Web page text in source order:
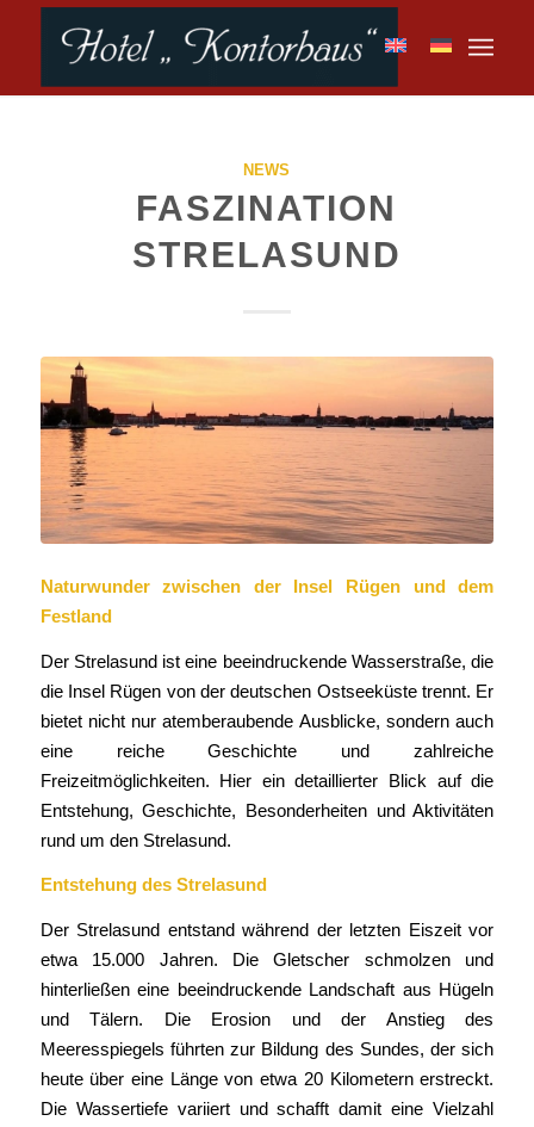
NEWS
FASZINATION
STRELASUND
Naturwunder zwischen der Insel Rügen und dem
Festland
Der Strelasund ist eine beeindruckende Wasserstraße, die
die Insel Rügen von der deutschen Ostseeküste trennt. Er
bietet nicht nur atemberaubende Ausblicke, sondern auch
eine reiche Geschichte und zahlreiche
Freizeitmöglichkeiten. Hier ein detaillierter Blick auf die
Entstehung, Geschichte, Besonderheiten und Aktivitäten
rund um den Strelasund.
Entstehung des Strelasund
Der Strelasund entstand während der letzten Eiszeit vor
etwa 15.000 Jahren. Die Gletscher schmolzen und
hinterließen eine beeindruckende Landschaft aus Hügeln
und Tälern. Die Erosion und der Anstieg des
Meeresspiegels führten zur Bildung des Sundes, der sich
heute über eine Länge von etwa 20 Kilometern erstreckt.
Die Wassertiefe variiert und schafft damit eine Vielzahl